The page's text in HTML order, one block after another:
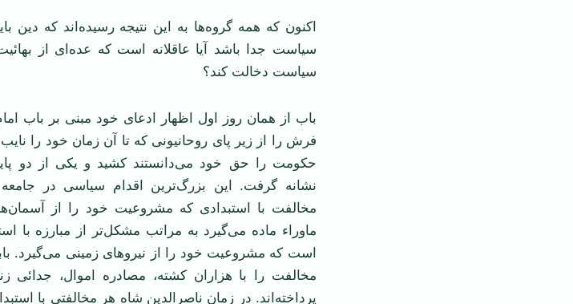
اکنون که همه گروه‌ها به این نتیجه رسیده‌اند که دین
سیاست جدا باشد آیا عاقلانه است که عده‌ای از
سیاست دخالت کند؟
باب از‌‌ همان روز اول اظهار ادعای خود مبنی بر باب
فرش را از زیر پای روحانیونی که تا آن زمان خود را
حکومت را حق خود می‌دانستند کشید و یکی از دو پایه
نشانه گرفت. این بزرگ‌ترین اقدام سیاسی در جامعه
مخالفت با استبدادی که مشروعیت خود را از
ماوراء ماده می‌گیرد به مراتب مشکل‌تر از مبارزه با
است که مشروعیت خود را از نیروهای زمینی می‌گیرد.
مخالفت را با هزاران کشته، مصادره اموال، جدائی
پرداخته‌اند. در زمان ناصرالدین شاه هر مخالفتی با